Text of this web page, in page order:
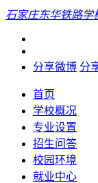
石家庄东华铁路学
分享微博 分
首页
学校概况
专业设置
招生问答
校园环境
就业中心